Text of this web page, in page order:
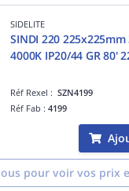
SIDELITE
SINDI 220
4000K IP20/44 GR 80'
Réf Rexel :SZN4199
Réf Fab :4199
pour voir vos prix